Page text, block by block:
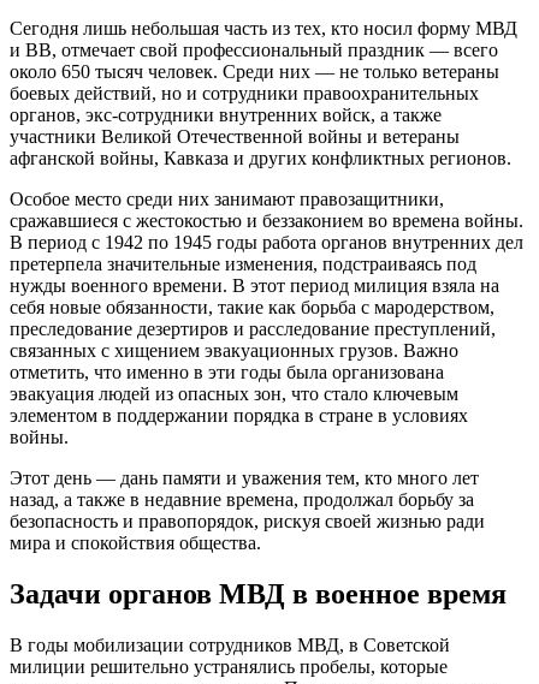
Сегодня лишь небольшая часть из тех, кто носил форму МВД
и ВВ, отмечает свой профессиональный праздник — всего
около 650 тысяч человек. Среди них — не только ветераны
боевых действий, но и сотрудники правоохранительных
органов, экс-сотрудники внутренних войск, а также
участники Великой Отечественной войны и ветераны
афганской войны, Кавказа и других конфликтных регионов.
Особое место среди них занимают правозащитники,
сражавшиеся с жестокостью и беззаконием во времена войны.
В период с 1942 по 1945 годы работа органов внутренних дел
претерпела значительные изменения, подстраиваясь под
нужды военного времени. В этот период милиция взяла на
себя новые обязанности, такие как борьба с мародерством,
преследование дезертиров и расследование преступлений,
связанных с хищением эвакуационных грузов. Важно
отметить, что именно в эти годы была организована
эвакуация людей из опасных зон, что стало ключевым
элементом в поддержании порядка в стране в условиях
войны.
Этот день — дань памяти и уважения тем, кто много лет
назад, а также в недавние времена, продолжал борьбу за
безопасность и правопорядок, рискуя своей жизнью ради
мира и спокойствия общества.
Задачи органов МВД в военное время
В годы мобилизации сотрудников МВД, в Советской
милиции решительно устранялись пробелы, которые